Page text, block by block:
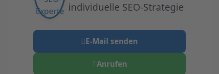
individuelle SEO-Strategie
E-Mail senden
Anrufen